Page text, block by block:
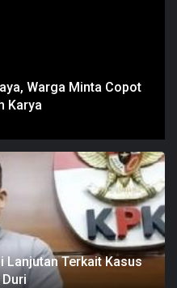
Warga Minta Copot
Karya
Lanjutan Terkait Kasus